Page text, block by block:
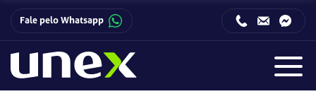
Fale pelo Whatsapp